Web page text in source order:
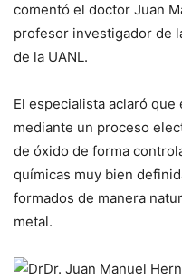
comentó el doctor Juan
profesor investigador de
de la UANL.
El especialista aclaró
mediante un proceso
de óxido de forma
químicas muy bien
formados de manera
Dr. Juan Manuel